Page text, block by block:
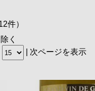
件）
く
次ページを表示